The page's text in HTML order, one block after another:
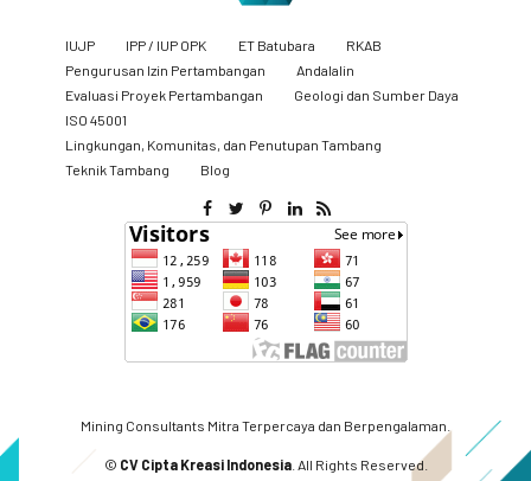
IUJP IPP / IUP OPK ET Batubara
RKAB
Pengurusan Izin Pertambangan
Andalalin
Evaluasi Proyek Pertambangan
Geologi dan Sumber Daya
ISO 45001
Lingkungan, Komunitas, dan Penutupan Tambang
​Teknik Tambang
Blog
Mining Consultants Mitra Terpercaya dan Berpengalaman.
© CV Cipta Kreasi Indonesia. All Rights Reserved.